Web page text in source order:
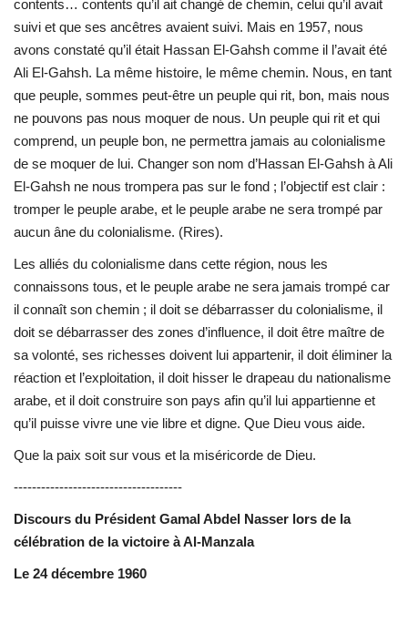
contents… contents qu’il ait changé de chemin, celui qu’il avait
suivi et que ses ancêtres avaient suivi. Mais en 1957, nous
avons constaté qu’il était Hassan El-Gahsh comme il l’avait été
Ali El-Gahsh. La même histoire, le même chemin. Nous, en tant
que peuple, sommes peut-être un peuple qui rit, bon, mais nous
ne pouvons pas nous moquer de nous. Un peuple qui rit et qui
comprend, un peuple bon, ne permettra jamais au colonialisme
de se moquer de lui. Changer son nom d’Hassan El-Gahsh à Ali
El-Gahsh ne nous trompera pas sur le fond ; l’objectif est clair :
tromper le peuple arabe, et le peuple arabe ne sera trompé par
aucun âne du colonialisme. (Rires).
Les alliés du colonialisme dans cette région, nous les
connaissons tous, et le peuple arabe ne sera jamais trompé car
il connaît son chemin ; il doit se débarrasser du colonialisme, il
doit se débarrasser des zones d’influence, il doit être maître de
sa volonté, ses richesses doivent lui appartenir, il doit éliminer la
réaction et l’exploitation, il doit hisser le drapeau du nationalisme
arabe, et il doit construire son pays afin qu’il lui appartienne et
qu’il puisse vivre une vie libre et digne. Que Dieu vous aide.
Que la paix soit sur vous et la miséricorde de Dieu.
-------------------------------------
Discours du Président Gamal Abdel Nasser lors de la
célébration de la victoire à Al-Manzala
Le 24 décembre 1960